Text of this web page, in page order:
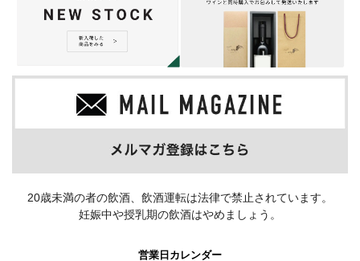
20歳未満の者の飲酒、飲酒運転は法律で禁止されています。
妊娠中や授乳期の飲酒はやめましょう。
営業日カレンダー